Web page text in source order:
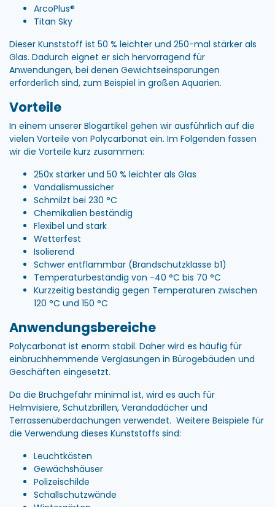
ArcoPlus®
Titan Sky
Dieser Kunststoff ist 50 % leichter und 250-mal stärker als
Glas. Dadurch eignet er sich hervorragend für
Anwendungen, bei denen Gewichtseinsparungen
erforderlich sind, zum Beispiel in großen Aquarien.
Vorteile
In einem unserer Blogartikel gehen wir ausführlich auf die
vielen Vorteile von Polycarbonat ein. Im Folgenden fassen
wir die Vorteile kurz zusammen:
250x stärker und 50 % leichter als Glas
Vandalismussicher
Schmilzt bei 230 °C
Chemikalien beständig
Flexibel und stark
Wetterfest
Isolierend
Schwer entflammbar (Brandschutzklasse b1)
Temperaturbeständig von -40 °C bis 70 °C
Kurzzeitig beständig gegen Temperaturen zwischen
120 °C und 150 °C
Anwendungsbereiche
Polycarbonat ist enorm stabil. Daher wird es häufig für
einbruchhemmende Verglasungen in Bürogebäuden und
Geschäften eingesetzt.
Da die Bruchgefahr minimal ist, wird es auch für
Helmvisiere, Schutzbrillen, Verandadächer und
Terrassenüberdachungen verwendet. Weitere Beispiele für
die Verwendung dieses Kunststoffs sind:
Leuchtkästen
Gewächshäuser
Polizeischilde
Schallschutzwände